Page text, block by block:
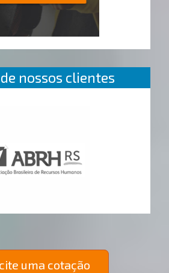
nossos clientes
uma cotação